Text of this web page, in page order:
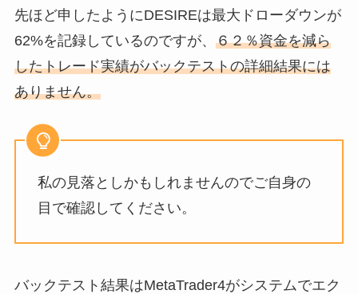
先ほど申したようにDESIREは最大ドローダウンが
62%を記録しているのですが、 ６２％資金を減ら
したトレード実績がバックテストの詳細結果には
ありません。
私の見落としかもしれませんのでご自身の
目で確認してください。
バックテスト結果はMetaTrader4がシステムでエク